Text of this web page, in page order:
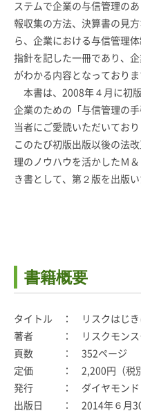
ステムで企業の与信管理の
報収集の方法、決算書の見
ら、企業における与信管理
指針を記した一冊であり、
がわかる内容となっておりま
本書は、2008年４月に初
企業のための「与信管理の
当者にご愛読いただいており
このたび初版出版以後の法
理のノウハウを活かしたＭ
き書として、第２版を出版い
書籍概要
タイトル ： リスクはじき
著者 ： リスクモンス
頁数 ： 352ページ
定価 ： 2,200円（税別
発行 ： ダイヤモンド・
出版日 ： 2014年６月